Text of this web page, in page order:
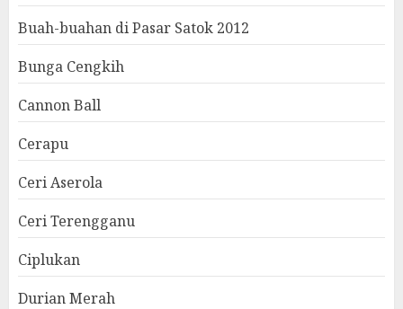
Buah-buahan di Pasar Satok 2012
Bunga Cengkih
Cannon Ball
Cerapu
Ceri Aserola
Ceri Terengganu
Ciplukan
Durian Merah